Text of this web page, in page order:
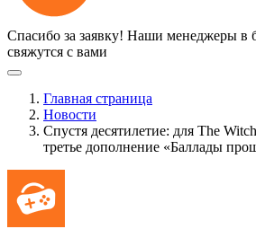
Спасибо за заявку! Наши менеджеры в
свяжутся с вами
Главная страница
Новости
Спустя десятилетие: для The
третье дополнение «Баллады